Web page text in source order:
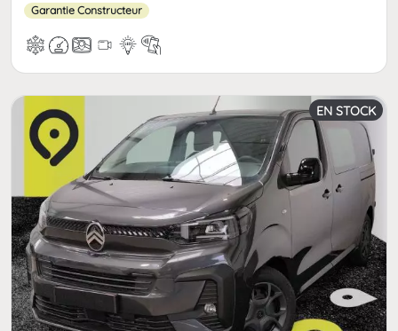
Garantie Constructeur
EN STOCK